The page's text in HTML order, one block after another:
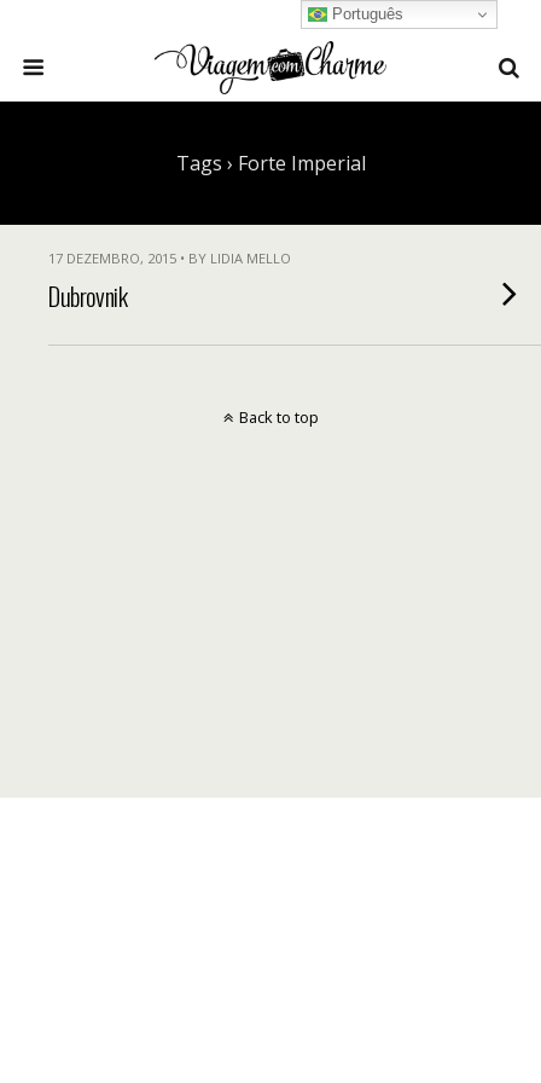
Tags › Forte Imperial
17 DEZEMBRO, 2015 • BY LIDIA MELLO
Dubrovnik
Português
Back to top